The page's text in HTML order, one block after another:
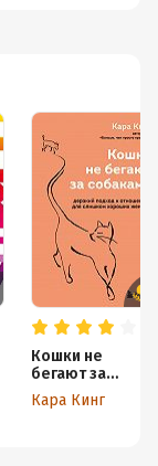
Кошки не
бегают за
собаками.
Дерзкий подход
Кара Кинг